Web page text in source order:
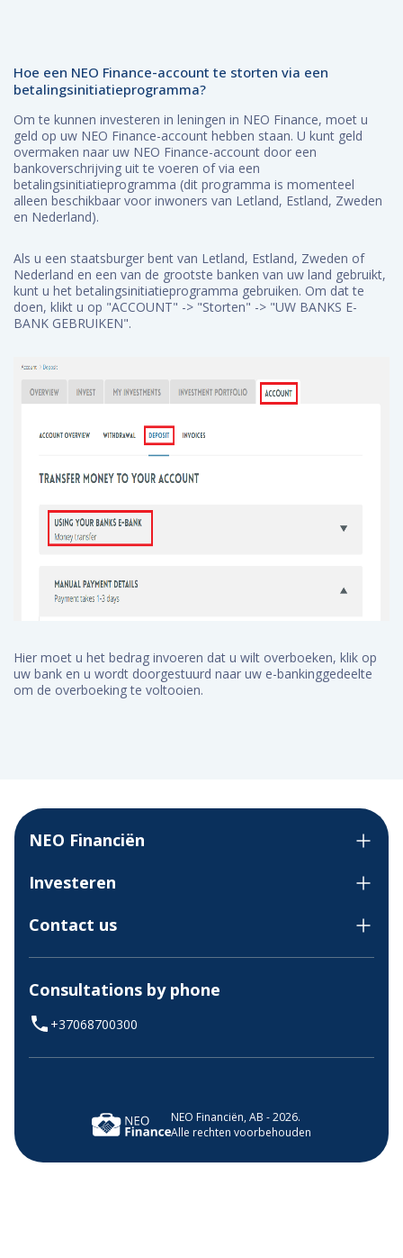
Hoe een NEO Finance-account te storten via een
betalingsinitiatieprogramma?
Om te kunnen investeren in leningen in NEO Finance, moet u
geld op uw NEO Finance-account hebben staan. U kunt geld
overmaken naar uw NEO Finance-account door een
bankoverschrijving uit te voeren of via een
betalingsinitiatieprogramma (dit programma is momenteel
alleen beschikbaar voor inwoners van Letland, Estland, Zweden
en Nederland).
Als u een staatsburger bent van Letland, Estland, Zweden of
Nederland en een van de grootste banken van uw land gebruikt,
kunt u het betalingsinitiatieprogramma gebruiken. Om dat te
doen, klikt u op "ACCOUNT" -> "Storten" -> "UW BANKS E-
BANK GEBRUIKEN".
Hier moet u het bedrag invoeren dat u wilt overboeken, klik op
uw bank en u wordt doorgestuurd naar uw e-bankinggedeelte
om de overboeking te voltooien.
NEO Financiën
Investeren
Contact us
Consultations by phone
+37068700300
NEO Financiën, AB - 2026.
Alle rechten voorbehouden